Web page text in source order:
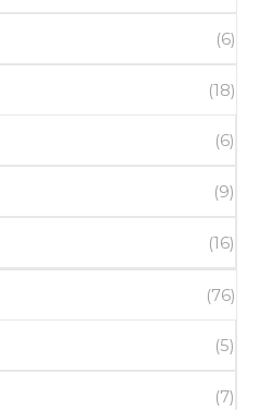
(6)
(18)
(6)
(9)
(16)
(76)
(5)
(7)